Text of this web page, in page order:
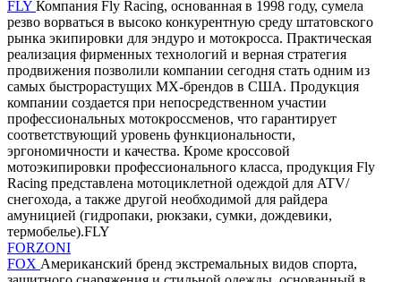
FLY Компания Fly Racing, основанная в 1998 году, сумела
резво ворваться в высоко конкурентную среду штатовского
рынка экипировки для эндуро и мотокросса. Практическая
реализация фирменных технологий и верная стратегия
продвижения позволили компании сегодня стать одним из
самых быстрорастущих MX-брендов в США. Продукция
компании создается при непосредственном участии
профессиональных мотокроссменов, что гарантирует
соответствующий уровень функциональности,
эргономичности и качества. Кроме кроссовой
мотоэкипировки профессионального класса, продукция Fly
Racing представлена мотоциклетной одеждой для ATV/
снегохода, а также другой необходимой для райдера
амуницией (гидропаки, рюкзаки, сумки, дождевики,
термобелье).FLY
FORZONI
FOX Американский бренд экстремальных видов спорта,